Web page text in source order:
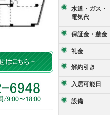
水道・ガス・
電気代
保証金・敷金
礼金
解約引き
入居可能日
設備